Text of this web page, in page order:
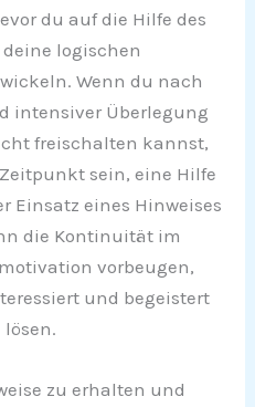
du auf die Hilfe des
logischen
Wenn du nach
intensiver Überlegung
freischalten kannst,
sein, eine Hilfe
Einsatz eines Hinweises
die Kontinuität im
vorbeugen,
und begeistert
lösen.
zu erhalten und